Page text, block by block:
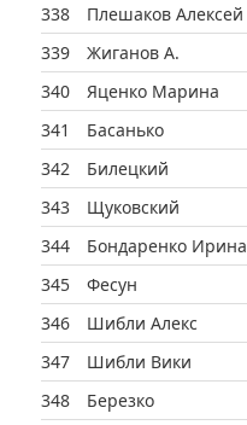
338
Плешаков Алексей
339
Жиганов А.
340
Яценко Марина
341
Басанько
342
Билецкий
343
Щуковский
344
Бондаренко Ирина
345
Фесун
346
Шибли Алекс
347
Шибли Вики
348
Березко